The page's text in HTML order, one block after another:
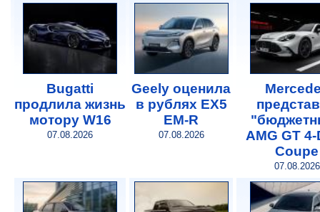
Bugatti
продлила жизнь
мотору W16
07.08.2026
Geely оценила
в рублях EX5
EM-R
07.08.2026
AMG GT
Coupe
07.08.2026